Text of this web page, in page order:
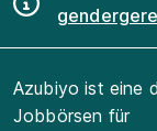
Azubiyo ist eine
Jobbörsen für